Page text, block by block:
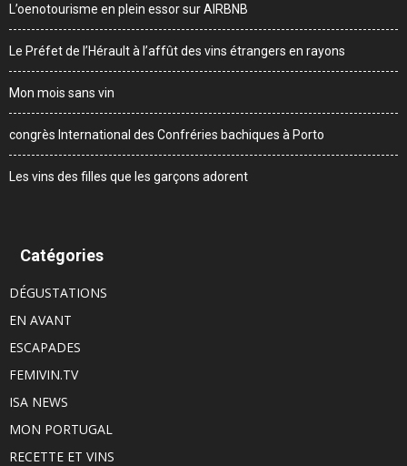
L’oenotourisme en plein essor sur AIRBNB
Le Préfet de l’Hérault à l’affût des vins étrangers en rayons
Mon mois sans vin
congrès International des Confréries bachiques à Porto
Les vins des filles que les garçons adorent
Catégories
DÉGUSTATIONS
EN AVANT
ESCAPADES
FEMIVIN.TV
ISA NEWS
MON PORTUGAL
RECETTE ET VINS